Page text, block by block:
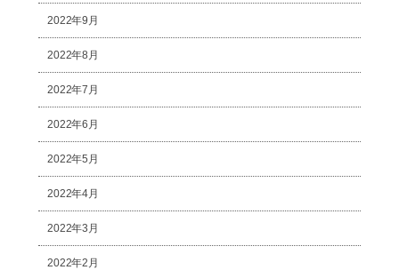
2022年9月
2022年8月
2022年7月
2022年6月
2022年5月
2022年4月
2022年3月
2022年2月